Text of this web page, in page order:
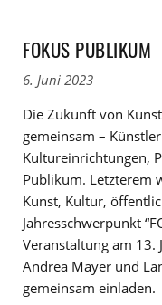
FOKUS PUBLIKUM
6. Juni 2023
Die Zukunft von
gemeinsam –
Kultureinrichtungen,
Publikum. Letzterem
Kunst, Kultur,
Jahresschwerpunkt
Veranstaltung am 13.
Andrea Mayer und
gemeinsam einladen.